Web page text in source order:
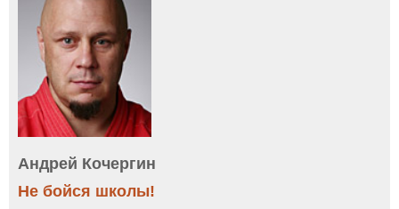
Андрей Кочергин
Не бойся школы!